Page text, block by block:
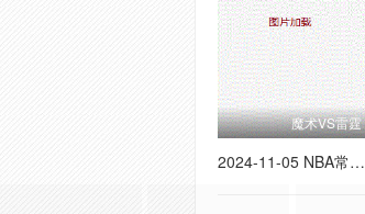
魔术VS雷霆
2024-11-05 NBA常规赛 魔术VS雷霆